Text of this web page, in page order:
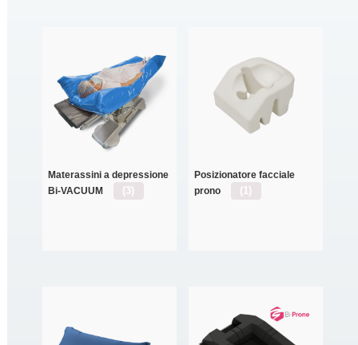
Materassini a depressione
Bi-VACUUM
(3)
Posizionatore facciale
prono
(1)